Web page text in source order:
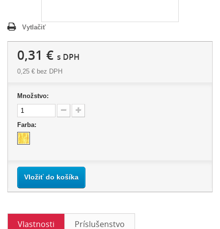
Vytlačiť
0,31 € s DPH
0,25 € bez DPH
Množstvo:
Farba:
Vložiť do košíka
Vlastnosti Príslušenstvo